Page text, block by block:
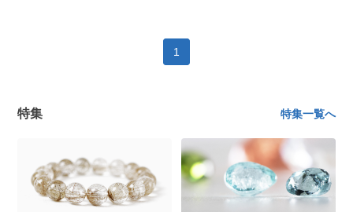
1
特集 特集一覧へ